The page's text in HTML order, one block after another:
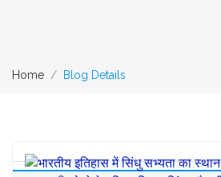
Home Blog Details